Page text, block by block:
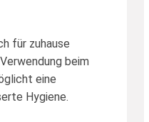
für zuhause
beim
eine
Hygiene.